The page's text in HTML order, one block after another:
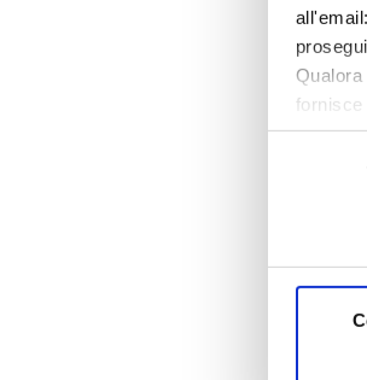
all'email: